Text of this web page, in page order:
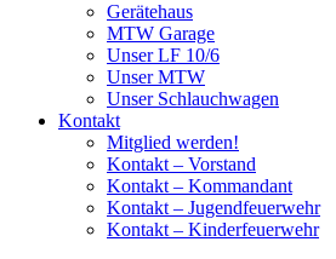
Gerätehaus
MTW Garage
Unser LF 10/6
Unser MTW
Unser Schlauchwagen
Kontakt
Mitglied werden!
Kontakt – Vorstand
Kontakt – Kommandant
Kontakt – Jugendfeuerwehr
Kontakt – Kinderfeuerwehr